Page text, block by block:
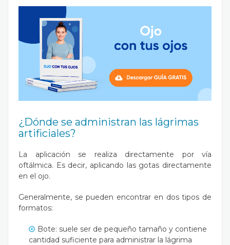
¿Dónde se administran las lágrimas
artificiales?
La aplicación se realiza directamente por vía
oftálmica. Es decir, aplicando las gotas directamente
en el ojo.
Generalmente, se pueden encontrar en dos tipos de
formatos:
Bote: suele ser de pequeño tamaño y contiene
cantidad suficiente para administrar la lágrima